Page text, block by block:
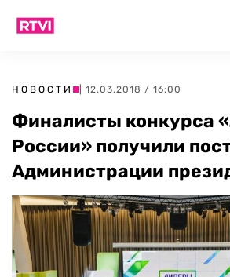
НОВОСТИ | 12.03.2018 / 16:00
Финалисты конкурса
России» получили
Администрации